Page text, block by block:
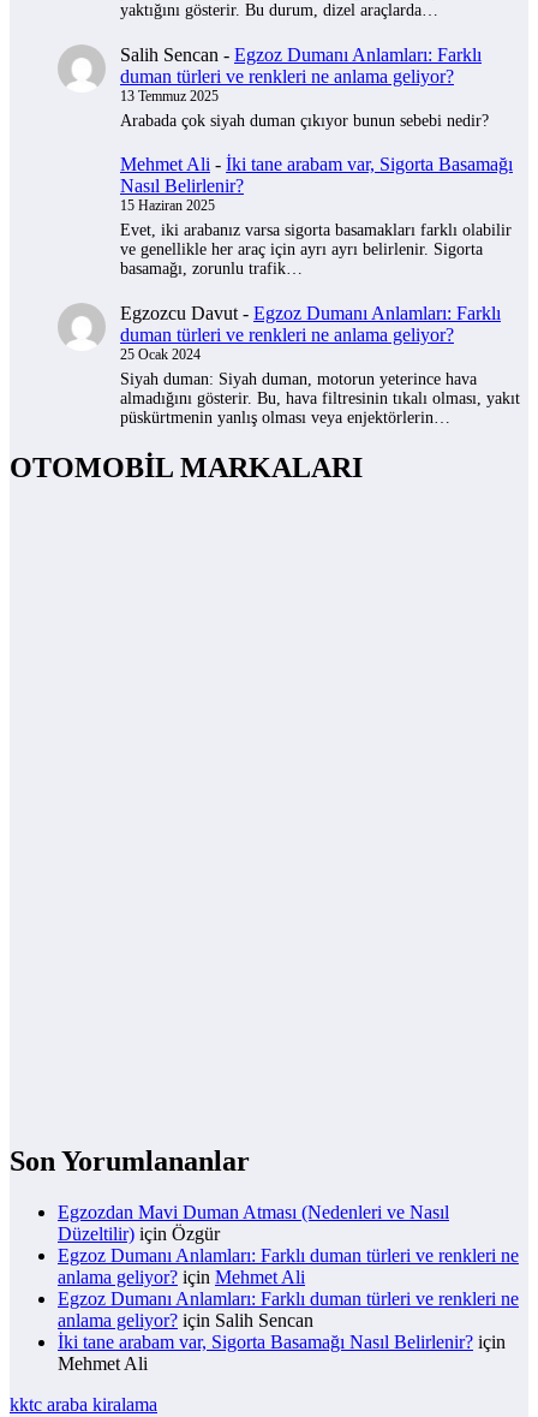
yaktığını gösterir. Bu durum, dizel araçlarda…
Salih Sencan - Egzoz Dumanı Anlamları: Farklı
duman türleri ve renkleri ne anlama geliyor?
13 Temmuz 2025
Arabada çok siyah duman çıkıyor bunun sebebi nedir?
Mehmet Ali - İki tane arabam var, Sigorta Basamağı
Nasıl Belirlenir?
15 Haziran 2025
Evet, iki arabanız varsa sigorta basamakları farklı olabilir
ve genellikle her araç için ayrı ayrı belirlenir. Sigorta
basamağı, zorunlu trafik…
Egzozcu Davut - Egzoz Dumanı Anlamları: Farklı
duman türleri ve renkleri ne anlama geliyor?
25 Ocak 2024
Siyah duman: Siyah duman, motorun yeterince hava
almadığını gösterir. Bu, hava filtresinin tıkalı olması, yakıt
püskürtmenin yanlış olması veya enjektörlerin…
OTOMOBİL MARKALARI
Son Yorumlananlar
Egzozdan Mavi Duman Atması (Nedenleri ve Nasıl
Düzeltilir) için Özgür
Egzoz Dumanı Anlamları: Farklı duman türleri ve renkleri ne
anlama geliyor? için Mehmet Ali
Egzoz Dumanı Anlamları: Farklı duman türleri ve renkleri ne
anlama geliyor? için Salih Sencan
İki tane arabam var, Sigorta Basamağı Nasıl Belirlenir? için
Mehmet Ali
kktc araba kiralama